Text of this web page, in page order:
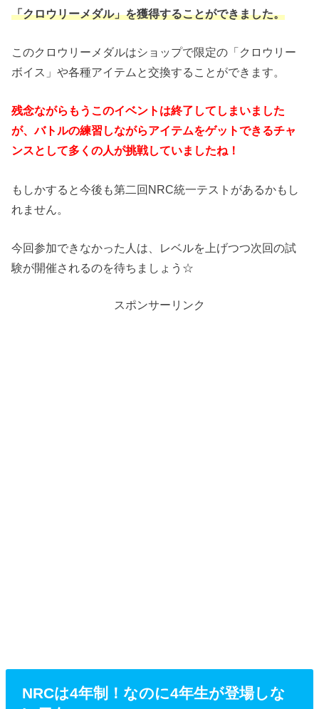
「クロウリーメダル」を獲得することができました。
このクロウリーメダルはショップで限定の「クロウリー
ボイス」や各種アイテムと交換することができます。
残念ながらもうこのイベントは終了してしまいました
が、バトルの練習しながらアイテムをゲットできるチャ
ンスとして多くの人が挑戦していましたね！
もしかすると今後も第二回NRC統一テストがあるかもし
れません。
今回参加できなかった人は、レベルを上げつつ次回の試
験が開催されるのを待ちましょう☆
スポンサーリンク
NRCは4年制！なのに4年生が登場しな